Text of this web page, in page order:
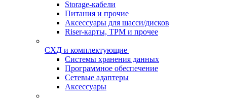
Storage-кабели
Питания и прочие
Аксессуары для шасси/дисков
Riser-карты, TPM и прочее
СХД и комплектующие
Системы хранения данных
Программное обеспечение
Сетевые адаптеры
Аксессуары